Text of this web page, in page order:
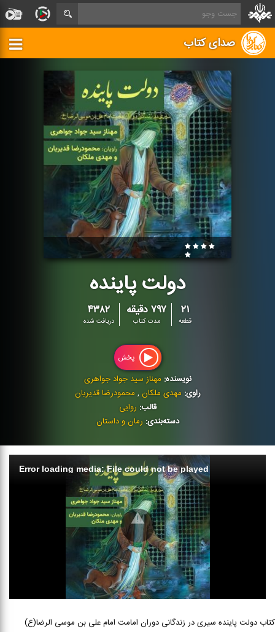
صدای کتاب
دولت پاینده
۲۱
قطعه
۷۹۷ دقیقه
مدت کتاب
۴۳۸۲
دریافت شده
پخش
نویسنده: مهناز سید جواد جواهری
راوی: مهدی ملکان , محمودرضا قدیریان
قالب: روایی
دسته‌بندی: رمان و داستان
Error loading media: File could not be played
کتاب دولت پاینده سیری در زندگانی دوران امامت امام علی بن موسی الرضا(ع)